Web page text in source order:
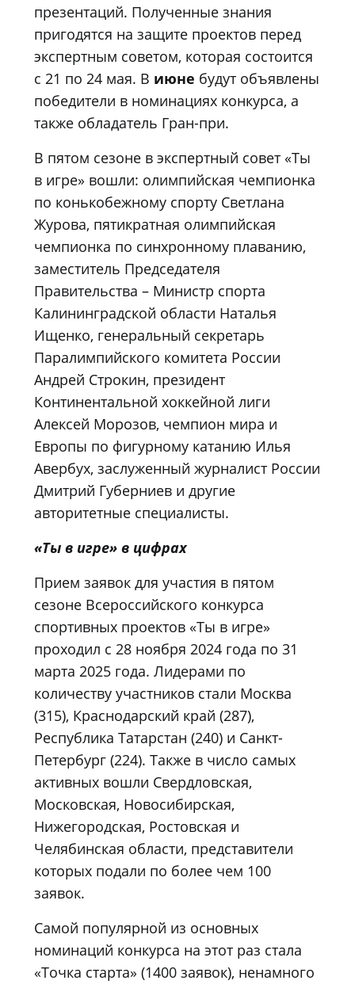
презентаций. Полученные знания
пригодятся на защите проектов перед
экспертным советом, которая состоится
с 21 по 24 мая. В июне будут объявлены
победители в номинациях конкурса, а
также обладатель Гран-при.
В пятом сезоне в экспертный совет «Ты
в игре» вошли: олимпийская чемпионка
по конькобежному спорту Светлана
Журова, пятикратная олимпийская
чемпионка по синхронному плаванию,
заместитель Председателя
Правительства – Министр спорта
Калининградской области Наталья
Ищенко, генеральный секретарь
Паралимпийского комитета России
Андрей Строкин, президент
Континентальной хоккейной лиги
Алексей Морозов, чемпион мира и
Европы по фигурному катанию Илья
Авербух, заслуженный журналист России
Дмитрий Губерниев и другие
авторитетные специалисты.
«Ты в игре» в цифрах
Прием заявок для участия в пятом
сезоне Всероссийского конкурса
спортивных проектов «Ты в игре»
проходил с 28 ноября 2024 года по 31
марта 2025 года. Лидерами по
количеству участников стали Москва
(315), Краснодарский край (287),
Республика Татарстан (240) и Санкт-
Петербург (224). Также в число самых
активных вошли Свердловская,
Московская, Новосибирская,
Нижегородская, Ростовская и
Челябинская области, представители
которых подали по более чем 100
заявок.
Самой популярной из основных
номинаций конкурса на этот раз стала
«Точка старта» (1400 заявок), ненамного